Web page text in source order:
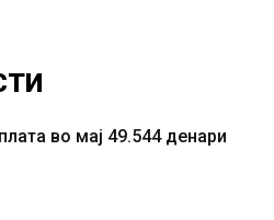
во мај 49.544 денари